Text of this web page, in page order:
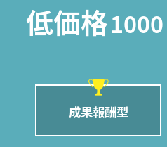
低価格1000
成果報酬型